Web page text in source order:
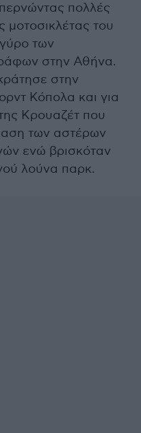
πολλές
μοτοσικλέτας του
των
στην Αθήνα.
στην
Κόπολα και για
Κρουαζέτ που
των αστέρων
ενώ βρισκόταν
λούνα παρκ.